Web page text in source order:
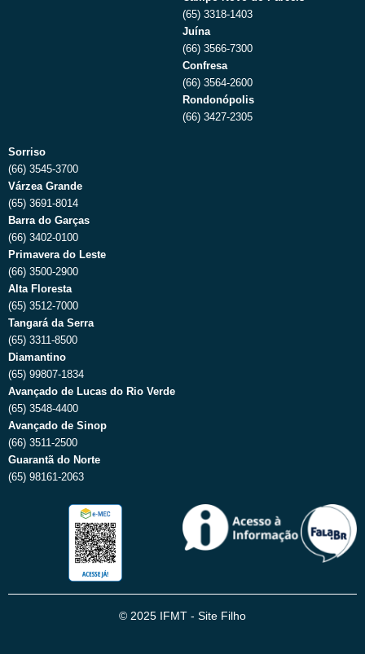
(65) 3318-1403
Juína
(66) 3566-7300
Confresa
(66) 3564-2600
Rondonópolis
(66) 3427-2305
Sorriso
(66) 3545-3700
Várzea Grande
(65) 3691-8014
Barra do Garças
(66) 3402-0100
Primavera do Leste
(66) 3500-2900
Alta Floresta
(65) 3512-7000
Tangará da Serra
(65) 3311-8500
Diamantino
(65) 99807-1834
Avançado de Lucas do Rio Verde
(65) 3548-4400
Avançado de Sinop
(66) 3511-2500
Guarantã do Norte
(65) 98161-2063
© 2025 IFMT - Site Filho